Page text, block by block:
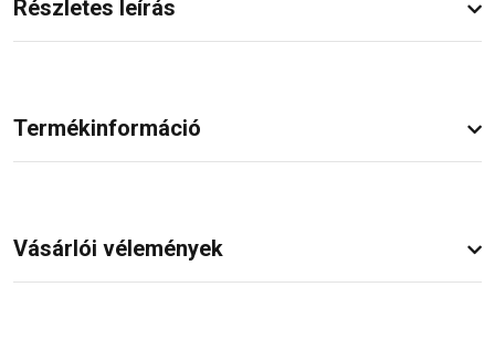
Részletes leírás
Termékinformáció
Vásárlói vélemények